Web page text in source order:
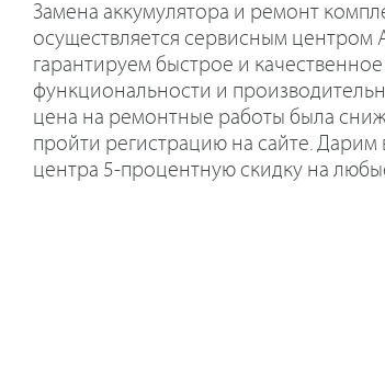
Замена аккумулятора и ремонт
осуществляется сервисным центром
гарантируем быстрое и
функциональности и
цена на ремонтные работы была
пройти регистрацию на сайте.
центра 5-процентную скидку на